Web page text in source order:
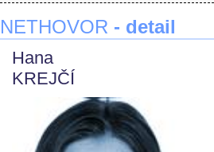
NETHOVOR - detail
Hana
KREJČÍ